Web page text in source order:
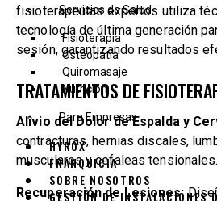
Servicios de Salud
Fisioterapia
Osteopatía
Quiromasaje
Nutrición
Para Empresas
HYROX
FRANQUICIA
SOBRE NOSOTROS
GESTIÓN DE INSTALACIONES
fisioterapeutas expertos utiliza
tecnología de última generación
sesión, garantizando resultados
TRATAMIENTOS DE
Alivio del Dolor de Espalda y
contracturas, hernias discales,
musculares y cefaleas tensionales.
Recuperación de Lesiones: